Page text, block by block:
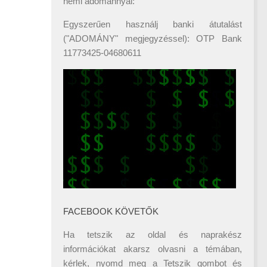
Egyszerűen használj banki átutalást
("ADOMÁNY" megjegyzéssel): OTP Bank
11773425-04680611
FACEBOOK KÖVETŐK
Ha tetszik az oldal és naprakész
információkat akarsz olvasni a témában,
kérlek, nyomd meg a Tetszik gombot és